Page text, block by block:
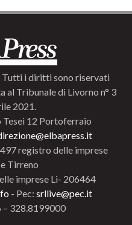
Tutti i diritti sono riservati
al Tribunale di Livorno n° 3
2021.
Tesei 12 Portoferraio
registro delle imprese
Tirreno
imprese Li- 206464
- Pec: srllive@pec.it
– 328.8199000